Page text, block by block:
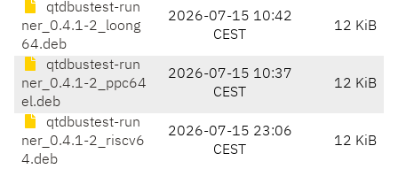
qtdbustest-run
ner_0.4.1-2_loong
64.deb
2026-07-15 10:42
CEST
12 KiB
qtdbustest-run
ner_0.4.1-2_ppc64
el.deb
2026-07-15 10:37
CEST
12 KiB
qtdbustest-run
ner_0.4.1-2_riscv6
4.deb
2026-07-15 23:06
CEST
12 KiB